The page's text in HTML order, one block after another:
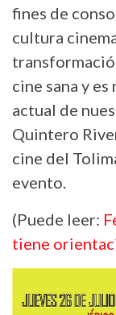
fines de
cultura
cine sana y
actual de
Quintero
cine del
evento.
(Puede leer:
tiene